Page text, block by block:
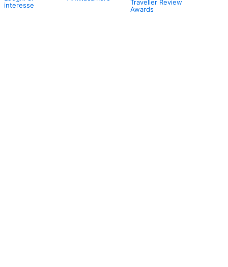
interesse
Traveller Review
Awards